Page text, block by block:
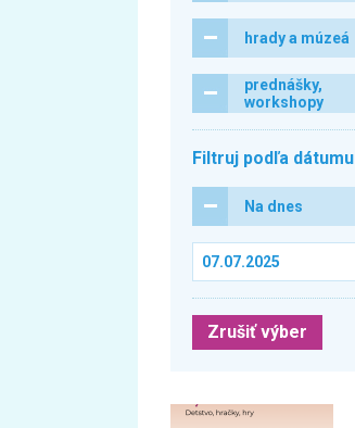
hrady a múzeá
prednášky,
workshopy
Filtruj podľa dátumu
Na dnes
Zrušiť výber